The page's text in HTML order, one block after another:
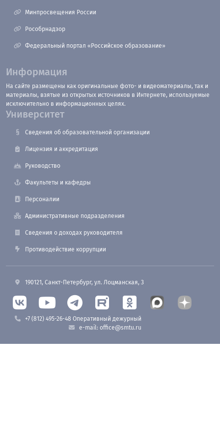
Минпросвещения России
Рособрнадзор
Федеральный портал «Российское образование»
Информация
На сайте размещены как оригинальные фото- и видеоматериалы, так и
материалы, взятые из открытых источников в Интернете, используемые
исключительно в информационных целях.
Университет
Сведения об образовательной организации
Лицензия и аккредитация
Руководство
Факультеты и кафедры
Персоналии
Административные подразделения
Сведения о доходах руководителя
Противодействие коррупции
190121, Санкт-Петербург, ул. Лоцманская, 3
+7 (812) 495-26-48 Оперативный дежурный
e-mail: office@smtu.ru